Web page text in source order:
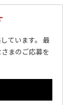
ています。 最
まのご応募を